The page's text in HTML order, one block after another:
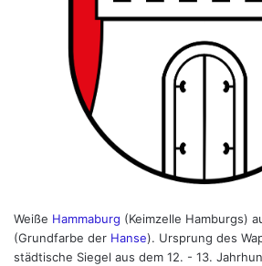
Weiße Hammaburg (Keimzelle Hamburgs)
(Grundfarbe der Hanse). Ursprung des
städtische Siegel aus dem 12. - 13.